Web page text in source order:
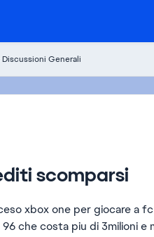
Discussioni Generali
scomparsi
xbox one per giocare a
che costa piu di 3milioni